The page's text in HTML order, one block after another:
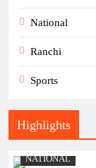
National
Ranchi
Sports
Highlights
NATIONAL